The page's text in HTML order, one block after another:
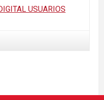
USUARIOS